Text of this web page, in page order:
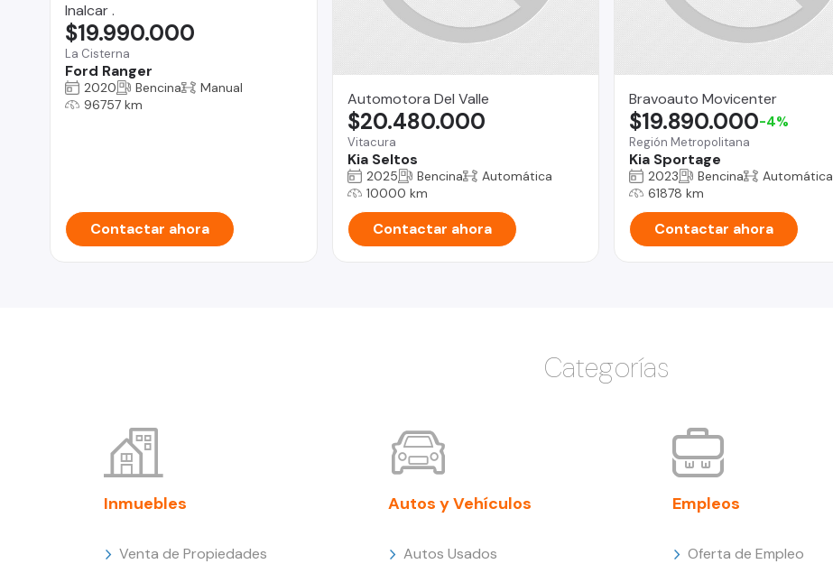
Inalcar .
La Cisterna
Ford Ranger
$19.990.000
2020 Bencina
Manual
96757 km
Contactar ahora
Automotora Del Valle
Vitacura
Kia Seltos
$20.480.000
2025 Bencina
Automática
10000 km
Contactar ahora
Bravoauto Movicenter
Región Metropolitana
Kia Sportage
$19.890.000-4%
2023 Bencina
Automática
61878 km
Contactar ahora
Categorías
Inmuebles
Venta de Propiedades
Autos y Vehículos
Autos Usados
Empleos
Oferta de Empleo